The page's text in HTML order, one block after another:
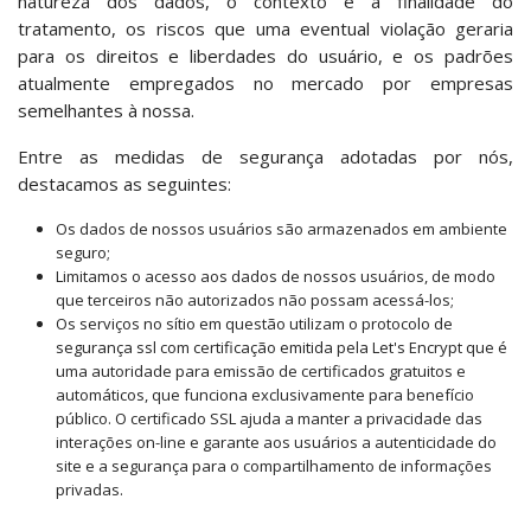
tratamento, os riscos que uma eventual violação geraria
para os direitos e liberdades do usuário, e os padrões
atualmente empregados no mercado por empresas
semelhantes à nossa.
Entre as medidas de segurança adotadas por nós,
destacamos as seguintes:
Os dados de nossos usuários são armazenados em ambiente
seguro;
Limitamos o acesso aos dados de nossos usuários, de modo
que terceiros não autorizados não possam acessá-los;
Os serviços no sítio em questão utilizam o protocolo de
segurança ssl com certificação emitida pela Let's Encrypt que é
uma autoridade para emissão de certificados gratuitos e
automáticos, que funciona exclusivamente para benefício
público. O certificado SSL ajuda a manter a privacidade das
interações on-line e garante aos usuários a autenticidade do
site e a segurança para o compartilhamento de informações
privadas.